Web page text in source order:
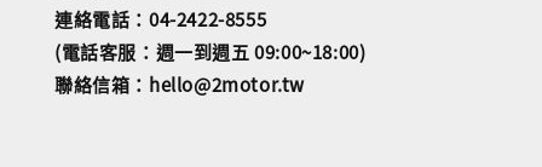
連絡電話：04-2422-8555
(電話客服：週一到週五 09:00~18:00)
聯絡信箱：hello@2motor.tw